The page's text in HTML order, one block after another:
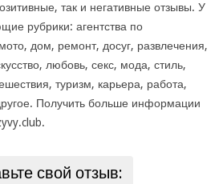
так и негативные отзывы. У
рубрики: агентства по
дом, ремонт, досуг, развлечения,
любовь, секс, мода, стиль,
туризм, карьера, работа,
Получить больше информации
свой отзыв: